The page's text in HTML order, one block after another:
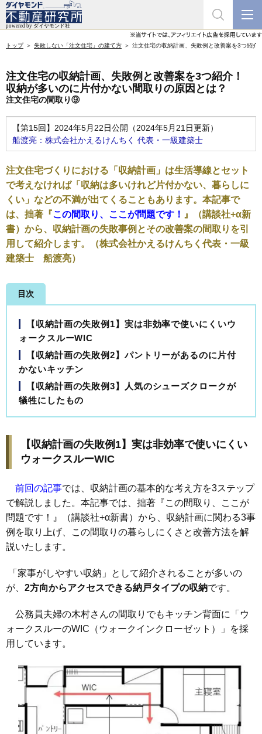
トップ 失敗しない「注文住宅」の建て方 注文住宅の収納計画、失敗例と改善案を3つ紹
注文住宅の収納計画、失敗例と改善案を3つ紹介！
収納が多いのに片付かない間取りの原因とは？
注文住宅の間取り⑨
【第15回】2024年5月22日公開（2024年5月21日更新）
船渡亮：株式会社かえるけんちく 代表・一級建築士
注文住宅づくりにおける「収納計画」は生活導線とセット
で考えなければ「収納は多いけれど片付かない、暮らしに
くい」などの不満が出てくることもあります。本記事で
は、拙著 『この間取り、ここが問題です！ 』
（講談社+α新
書）から、収納計画の失敗事例とその改善案の間取りを引
用して紹介します。（株式会社かえるけんちく代表・一級
建築士 船渡亮）
目次
【収納計画の失敗例1】実は非効率で使いにくいウ
ォークスルーWIC
【収納計画の失敗例2】パントリーがあるのに片付
かないキッチン
【収納計画の失敗例3】人気のシューズクロークが
犠牲にしたもの
【収納計画の失敗例1】実は非効率で使いにくい
ウォークスルーWIC
前回の記事では、収納計画の基本的な考え方を3ステップ
で解説しました。本記事では、拙著『この間取り、ここが
問題です！』（講談社+α新書）から、収納計画に関わる3事
例を取り上げ、この間取りの暮らしにくさと改善方法を解
説いたします。
「家事がしやすい収納」として紹介されることが多いの
が、 2方向からアクセスできる納戸タイプの収納です。
公務員夫婦の木村さんの間取りでもキッチン背面に「ウ
ォークスルーのWIC（ウォークインクローゼット）」を採
用しています。